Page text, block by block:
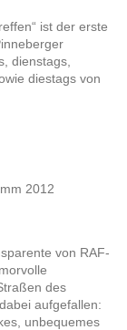
ist der erste
dienstags,
diestags von
2012
von RAF-
des
aufgefallen:
unbequemes